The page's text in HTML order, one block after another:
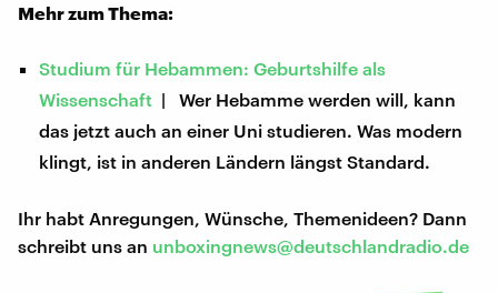
Mehr zum Thema:
Studium für Hebammen: Geburtshilfe als
Wissenschaft | Wer Hebamme werden will, kann
das jetzt auch an einer Uni studieren. Was modern
klingt, ist in anderen Ländern längst Standard.
Ihr habt Anregungen, Wünsche, Themenideen? Dann
schreibt uns an unboxingnews@deutschlandradio.de